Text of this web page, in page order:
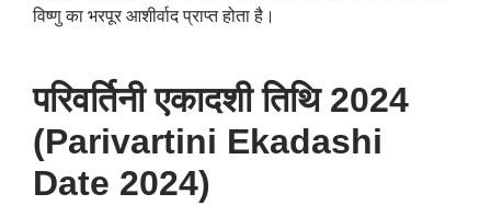
विष्णु का भरपूर आशीर्वाद प्राप्त होता है।
परिवर्तिनी एकादशी तिथि 2024
(Parivartini Ekadashi
Date 2024)